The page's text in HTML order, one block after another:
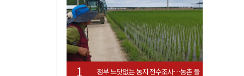
정부 느닷없는 농지 전수조사…농촌 들